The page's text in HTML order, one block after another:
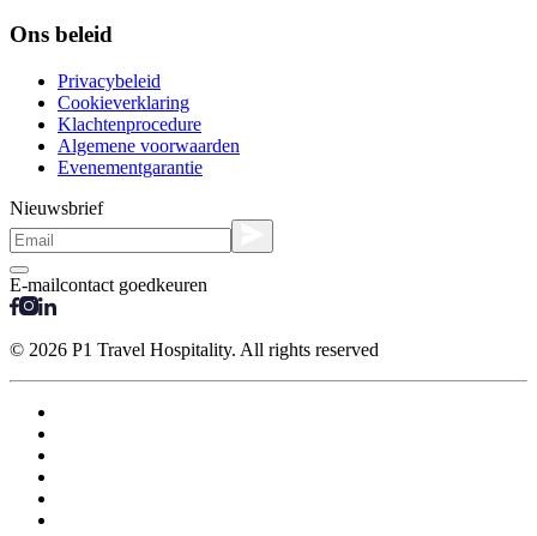
Ons beleid
Privacybeleid
Cookieverklaring
Klachtenprocedure
Algemene voorwaarden
Evenementgarantie
Nieuwsbrief
E-mailcontact goedkeuren
© 2026 P1 Travel Hospitality. All rights reserved